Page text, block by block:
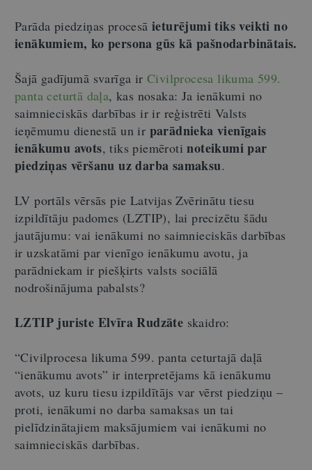
Parāda piedziņas procesā ieturējumi tiks veikti no
ienākumiem, ko persona gūs kā pašnodarbinātais.
Šajā gadījumā svarīga ir Civilprocesa likuma 599.
panta ceturtā daļa, kas nosaka: Ja ienākumi no
saimnieciskās darbības ir ir reģistrēti Valsts
ieņēmumu dienestā un ir parādnieka vienīgais
ienākumu avots, tiks piemērotinoteikumi par
piedziņas vēršanu uz darba samaksu.
LV portāls vērsās pie Latvijas Zvērinātu tiesu
izpildītāju padomes (LZTIP), lai precizētu šādu
jautājumu: vai ienākumi no saimnieciskās darbības
ir uzskatāmi par vienīgo ienākumu avotu, ja
parādniekam ir piešķirts valsts sociālā
nodrošinājuma pabalsts?
LZTIP juriste Elvīra Rudzāte skaidro:
“Civilprocesa likuma 599. panta ceturtajā daļā
“ienākumu avots” ir interpretējams kā ienākumu
avots, uz kuru tiesu izpildītājs var vērst piedziņu –
proti, ienākumi no darba samaksas un tai
pielīdzinātajiem maksājumiem vai ienākumi no
saimnieciskās darbības.